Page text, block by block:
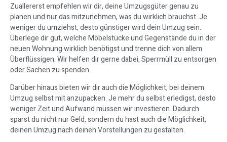
Zuallererst empfehlen wir dir, deine Umzugsgüter genau zu
planen und nur das mitzunehmen, was du wirklich brauchst. Je
weniger du umziehst, desto günstiger wird dein Umzug sein.
Überlege dir gut, welche Möbelstücke und Gegenstände du in der
neuen Wohnung wirklich benötigst und trenne dich von allem
Überflüssigen. Wir helfen dir gerne dabei, Sperrmüll zu entsorgen
oder Sachen zu spenden.
Darüber hinaus bieten wir dir auch die Möglichkeit, bei deinem
Umzug selbst mit anzupacken. Je mehr du selbst erledigst, desto
weniger Zeit und Aufwand müssen wir investieren. Dadurch
sparst du nicht nur Geld, sondern du hast auch die Möglichkeit,
deinen Umzug nach deinen Vorstellungen zu gestalten.